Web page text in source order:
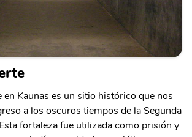
en Kaunas es un sitio histórico que nos
a los oscuros tiempos de la Segunda
fortaleza fue utilizada como prisión y